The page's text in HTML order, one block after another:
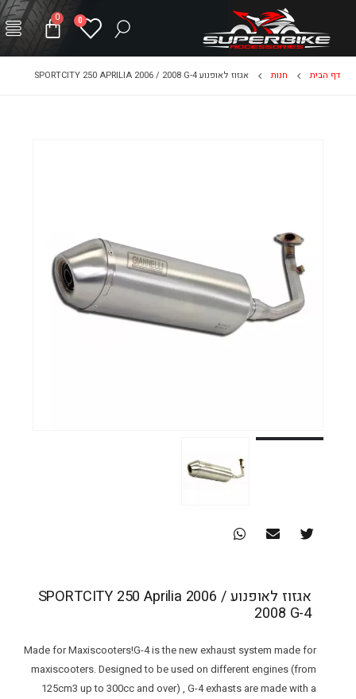
0
0
דף הבית חנות אגזוז לאופנוע SPORTCITY 250 APRILIA 2006 / 2008 G-4
אגזוז לאופנוע SPORTCITY 250 Aprilia 2006 /
2008 G-4
Made for Maxiscooters!G-4 is the new exhaust system made for
maxiscooters. Designed to be used on different engines (from
125cm3 up to 300cc and over) , G-4 exhasts are made with a